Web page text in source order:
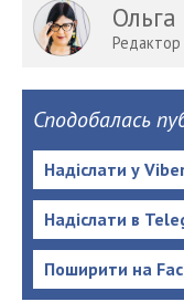
Редактор
Сподобалась
Надіслати у
Надіслати в
Поширити на